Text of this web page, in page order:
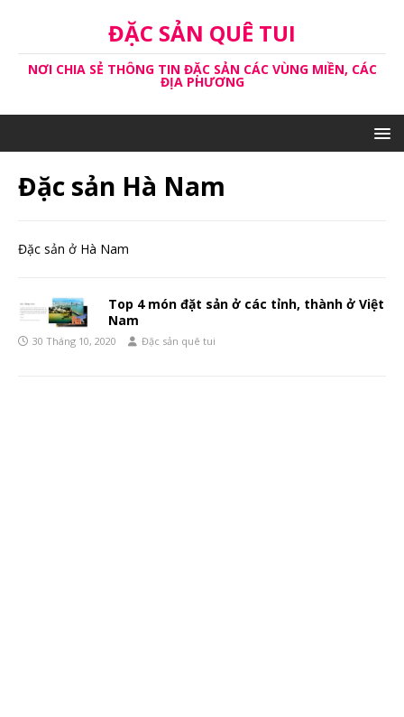
ĐẶC SẢN QUÊ TUI
NƠI CHIA SẺ THÔNG TIN ĐẶC SẢN CÁC VÙNG MIỀN, CÁC
ĐỊA PHƯƠNG
Đặc sản Hà Nam
Đặc sản ở Hà Nam
Top 4 món đặt sản ở các tỉnh, thành ở Việt
Nam
30 Tháng 10, 2020 Đặc sản quê tui